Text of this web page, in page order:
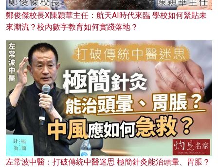
鄭俊傑校長X陳穎華主任：航天AI時代來臨 學校如何緊貼未
來潮流？校內數字教育如何實踐落地？
左常波中醫：打破傳統中醫迷思 極簡針灸能治頭暈、胃脹？